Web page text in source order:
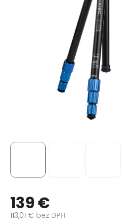
139 €
113,01 € bez DPH